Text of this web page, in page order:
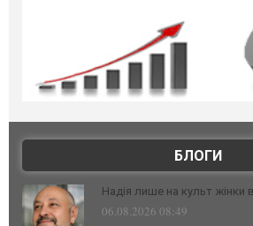
БЛОГИ
Надія лише на культ жінки в
06.08.2026 08:49